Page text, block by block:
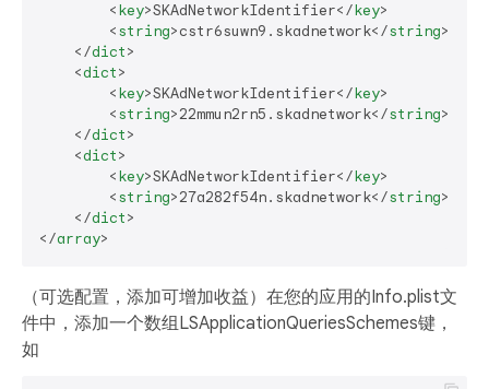
<key>SKAdNetworkIdentifier</key>
<string>cstr6suwn9.skadnetwork</string>
</dict>
<dict>
<key>SKAdNetworkIdentifier</key>
<string>22mmun2rn5.skadnetwork</string>
</dict>
<dict>
<key>SKAdNetworkIdentifier</key>
<string>27a282f54n.skadnetwork</string>
</dict>
</array>
（可选配置，添加可增加收益）在您的应用的Info.plist文
件中，添加一个数组LSApplicationQueriesSchemes键，
如